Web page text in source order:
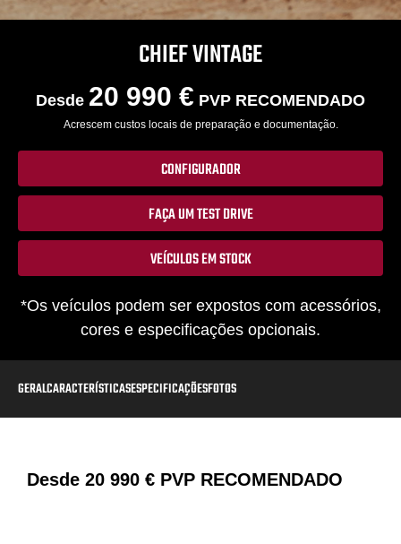
CHIEF VINTAGE
Desde 20 990 € PVP RECOMENDADO
Acrescem custos locais de preparação e documentação.
CONFIGURADOR
FAÇA UM TEST DRIVE
VEÍCULOS EM STOCK
*Os veículos podem ser expostos com acessórios,
cores e especificações opcionais.
GERALCARACTERÍSTICASESPECIFICAÇÕESFOTOS
Desde 20 990 € PVP RECOMENDADO